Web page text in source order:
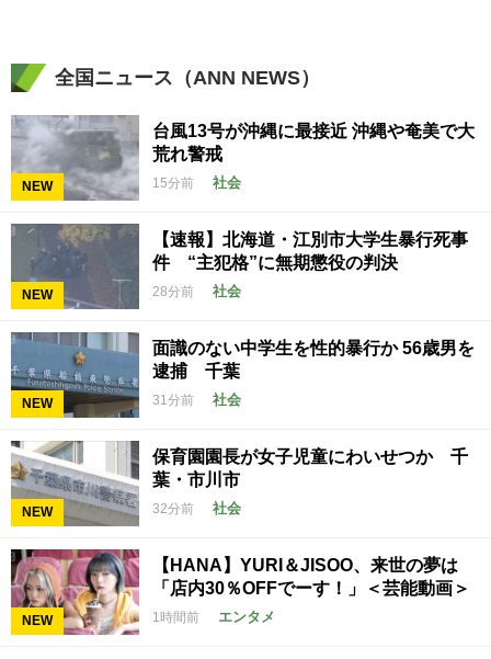
全国ニュース（ANN NEWS）
NEW
台風13号が沖縄に最接近 沖縄や奄美で大
荒れ警戒
15分前 社会
NEW
【速報】北海道・江別市大学生暴行死事
件 “主犯格”に無期懲役の判決
28分前 社会
NEW
面識のない中学生を性的暴行か 56歳男を
逮捕 千葉
31分前 社会
NEW
保育園園長が女子児童にわいせつか 千
葉・市川市
32分前 社会
NEW
【HANA】YURI＆JISOO、来世の夢は
「店内30％OFFでーす！」＜芸能動画＞
1時間前 エンタメ